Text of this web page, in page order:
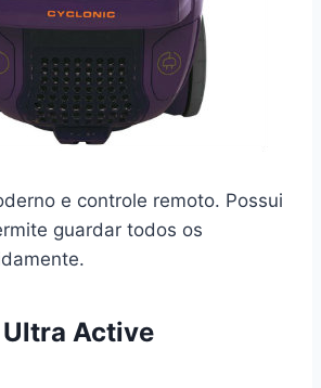
e controle remoto. Possui
guardar todos os
Active